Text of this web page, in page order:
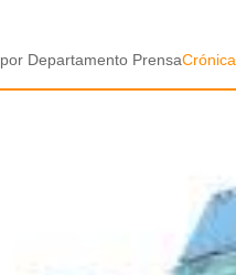
por Departamento PrensaCrónica